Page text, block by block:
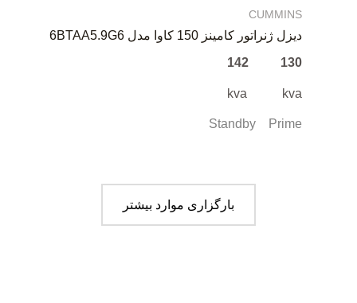
CUMMINS
دیزل ژنراتور کامینز 150 کاوا مدل 6BTAA5.9G6
130 142
kva kva
Standby Prime
بارگزاری موارد بیشتر